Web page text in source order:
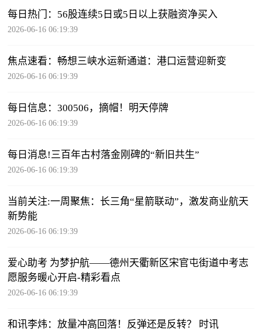
每日热门：56股连续5日或5日以上获融资净买入
2026-06-16 06:19:39
焦点速看：畅想三峡水运新通道：港口运营迎新变
2026-06-16 06:19:39
每日信息：300506，摘帽！明天停牌
2026-06-16 06:19:39
每日消息!三百年古村落金刚碑的“新旧共生”
2026-06-16 06:19:39
当前关注:一周聚焦：长三角“星箭联动”，激发商业航天
新势能
2026-06-16 06:19:39
爱心助考 为梦护航——德州天衢新区宋官屯街道中考志
愿服务暖心开启-精彩看点
2026-06-16 06:19:39
和讯李炜：放量冲高回落！反弹还是反转？ 时讯